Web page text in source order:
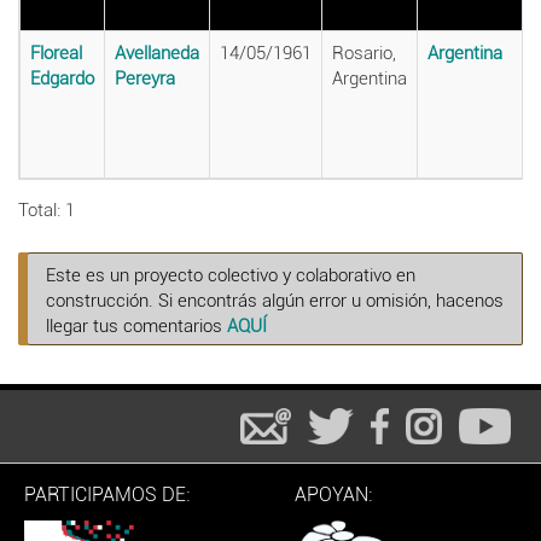
Floreal
Edgardo
Avellaneda
Pereyra
14/05/1961
Rosario,
Argentina
Argentina
Total: 1
Este es un proyecto colectivo y colaborativo en
construcción. Si encontrás algún error u omisión, hacenos
llegar tus comentarios AQUÍ
PARTICIPAMOS DE: APOYAN: